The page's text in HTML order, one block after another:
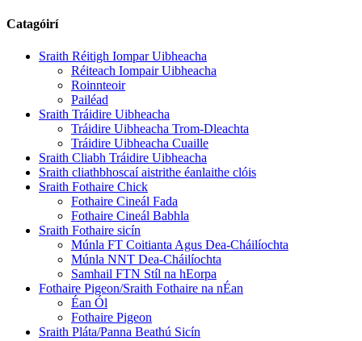
Catagóirí
Sraith Réitigh Iompar Uibheacha
Réiteach Iompair Uibheacha
Roinnteoir
Pailéad
Sraith Tráidire Uibheacha
Tráidire Uibheacha Trom-Dleachta
Tráidire Uibheacha Cuaille
Sraith Cliabh Tráidire Uibheacha
Sraith cliathbhoscaí aistrithe éanlaithe clóis
Sraith Fothaire Chick
Fothaire Cineál Fada
Fothaire Cineál Babhla
Sraith Fothaire sicín
Múnla FT Coitianta Agus Dea-Cháilíochta
Múnla NNT Dea-Cháilíochta
Samhail FTN Stíl na hEorpa
Fothaire Pigeon/Sraith Fothaire na nÉan
Éan Ól
Fothaire Pigeon
Sraith Pláta/Panna Beathú Sicín